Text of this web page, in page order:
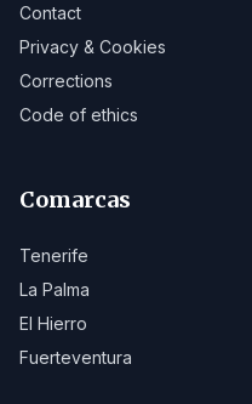
Contact
Privacy & Cookies
Corrections
Code of ethics
Comarcas
Tenerife
La Palma
El Hierro
Fuerteventura